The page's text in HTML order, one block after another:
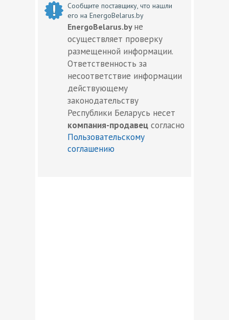
Сообщите поставщику, что нашли
его на EnergoBelarus.by
EnergoBelarus.by не
осуществляет проверку
размещенной информации.
Ответственность за
несоответствие информации
действующему
законодательству
Республики Беларусь несет
компания-продавец согласно
Пользовательскому
соглашению